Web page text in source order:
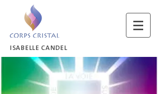
ISABELLE CANDEL